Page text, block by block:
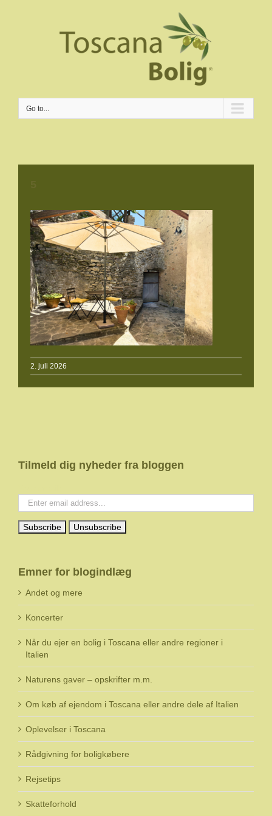
Go to...
2. juli 2026
Tilmeld dig nyheder fra bloggen
Emner for blogindlæg
Andet og mere
Koncerter
Når du ejer en bolig i Toscana eller andre regioner i
Italien
Naturens gaver – opskrifter m.m.
Om køb af ejendom i Toscana eller andre dele af Italien
Oplevelser i Toscana
Rådgivning for boligkøbere
Rejsetips
Skatteforhold